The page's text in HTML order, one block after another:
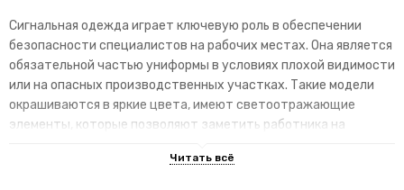
Сигнальная одежда играет ключевую роль в обеспечении
безопасности специалистов на рабочих местах. Она является
обязательной частью униформы в условиях плохой видимости
или на опасных производственных участках. Такие модели
окрашиваются в яркие цвета, имеют светоотражающие
элементы, которые позволяют заметить работника на